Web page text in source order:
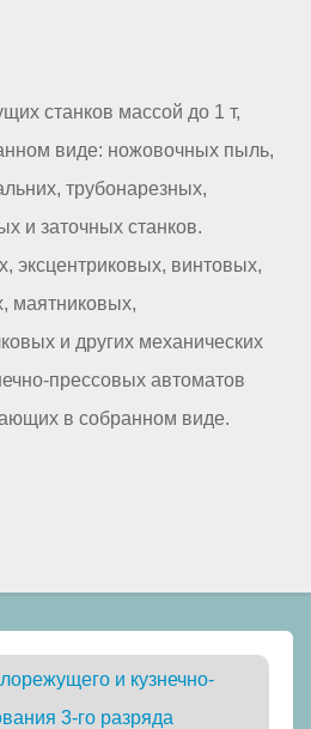
станков массой до 1 т,
виде: ножовочных пыль,
трубонарезных,
и заточных станков.
эксцентриковых, винтовых,
маятниковых,
и других механических
прессовых автоматов
в собранном виде.
и кузнечно-
3-го разряда